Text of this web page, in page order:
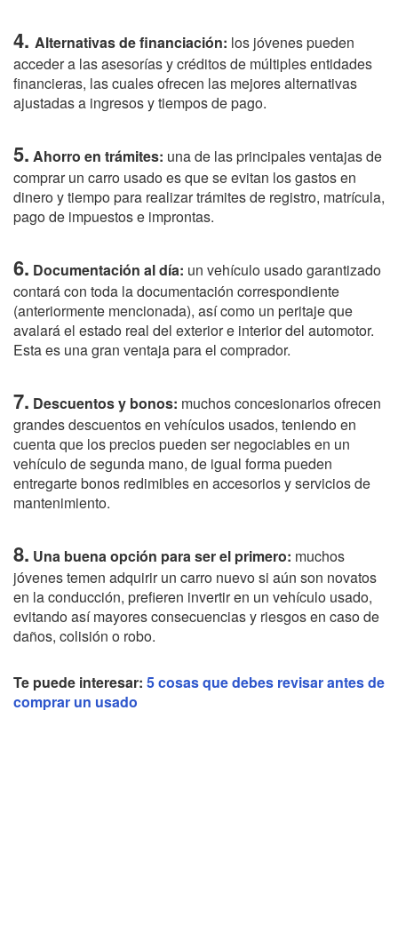
4. Alternativas de financiación: los jóvenes pueden
acceder a las asesorías y créditos de múltiples entidades
financieras, las cuales ofrecen las mejores alternativas
ajustadas a ingresos y tiempos de pago.
5. Ahorro en trámites: una de las principales ventajas de
comprar un carro usado es que se evitan los gastos en
dinero y tiempo para realizar trámites de registro, matrícula,
pago de impuestos e improntas.
6. Documentación al día: un vehículo usado garantizado
contará con toda la documentación correspondiente
(anteriormente mencionada), así como un peritaje que
avalará el estado real del exterior e interior del automotor.
Esta es una gran ventaja para el comprador.
7. Descuentos y bonos: muchos concesionarios ofrecen
grandes descuentos en vehículos usados, teniendo en
cuenta que los precios pueden ser negociables en un
vehículo de segunda mano, de igual forma pueden
entregarte bonos redimibles en accesorios y servicios de
mantenimiento.
8. Una buena opción para ser el primero: muchos
jóvenes temen adquirir un carro nuevo si aún son novatos
en la conducción, prefieren invertir en un vehículo usado,
evitando así mayores consecuencias y riesgos en caso de
daños, colisión o robo.
Te puede interesar: 5 cosas que debes revisar antes de
comprar un usado